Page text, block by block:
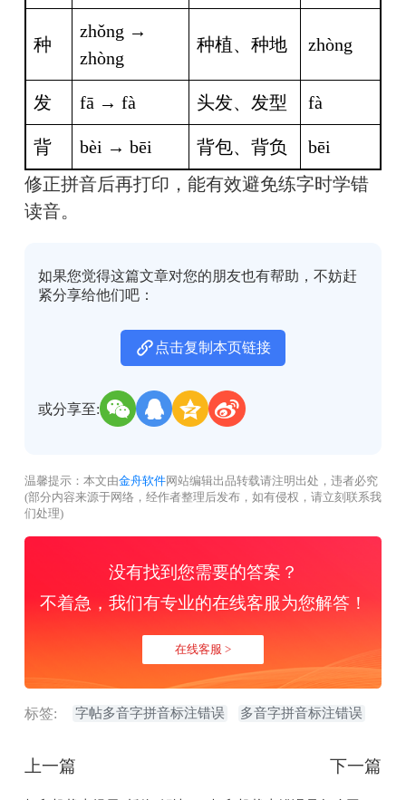
种
zhǒng →
zhòng
种植、种地 zhòng
发 fā → fà 头发、发型 fà
背 bèi → bēi 背包、背负
bēi
修正拼音后再打印，能有效避免练字时学错
读音。
如果您觉得这篇文章对您的朋友也有帮助，不妨赶
紧分享给他们吧：
点击复制本页链接
或分享至:
温馨提示：本文由金舟软件网站编辑出品转载请注明出处，违者必究
(部分内容来源于网络，经作者整理后发布，如有侵权，请立刻联系我
们处理)
没有找到您需要的答案？
不着急，我们有专业的在线客服为您解答！
在线客服 >
标签: 字帖多音字拼音标注错误 多音字拼音标注错误
上一篇 下一篇